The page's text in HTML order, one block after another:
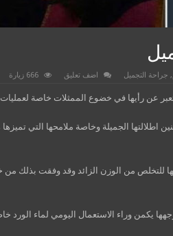
, جراحة التجميل اضف تعليق 666 زيارة
عن رأيها في خضوع الممثلات خاصة
الجميلة وخاصة ملامحها التي تميزها
للتخلص من الوزن الزائد وقد وفقت بذلك
يكمن وراء الاستعمال اليومي لماء الورد